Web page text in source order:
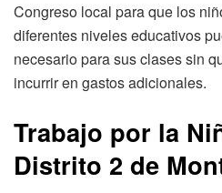
Congreso local para que los
diferentes niveles educativos
necesario para sus clases sin
incurrir en gastos adicionales.
Trabajo por la
Distrito 2 de